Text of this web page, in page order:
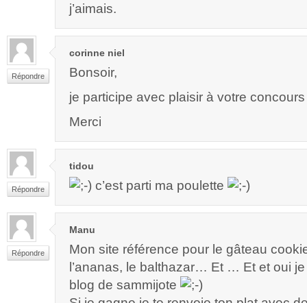
j’aimais.
Répondre
corinne niel
Bonsoir,
je participe avec plaisir à votre concours
Merci
Répondre
tidou
c’est parti ma poulette
Répondre
Manu
Mon site référence pour le gâteau
l’ananas, le balthazar… Et … Et et oui
blog de sammijote